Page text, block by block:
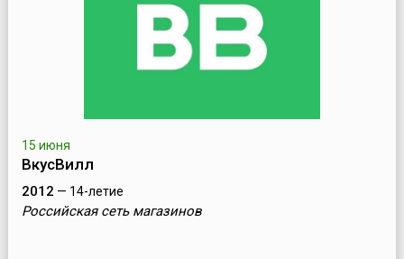
15 июня
ВкусВилл
2012 — 14-летие
Российская сеть магазинов